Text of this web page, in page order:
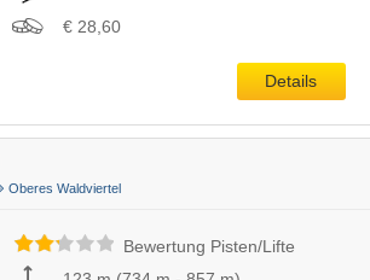
€ 28,60
Details
Oberes Waldviertel
Bewertung Pisten/Lifte